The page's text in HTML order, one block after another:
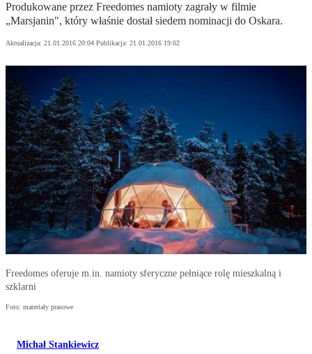
Produkowane przez Freedomes namioty zagrały w filmie
„Marsjanin", który właśnie dostał siedem nominacji do Oskara.
Aktualizacja: 21.01.2016 20:04 Publikacja: 21.01.2016 19:02
Freedomes oferuje m.in. namioty sferyczne pełniące rolę mieszkalną i
szklarni
Foto: materiały prasowe
Michał Stankiewicz